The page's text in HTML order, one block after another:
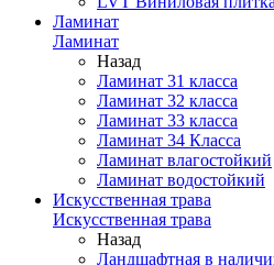
Ламинат
Ламинат
Назад
Ламинат 31 класса
Ламинат 32 класса
Ламинат 33 класса
Ламинат 34 Класса
Ламинат влагостойкий
Ламинат водостойкий
Искусственная трава
Искусственная трава
Назад
Ландшафтная в